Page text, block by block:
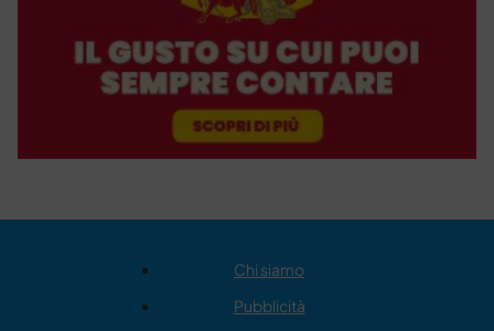
Chi siamo
Pubblicità